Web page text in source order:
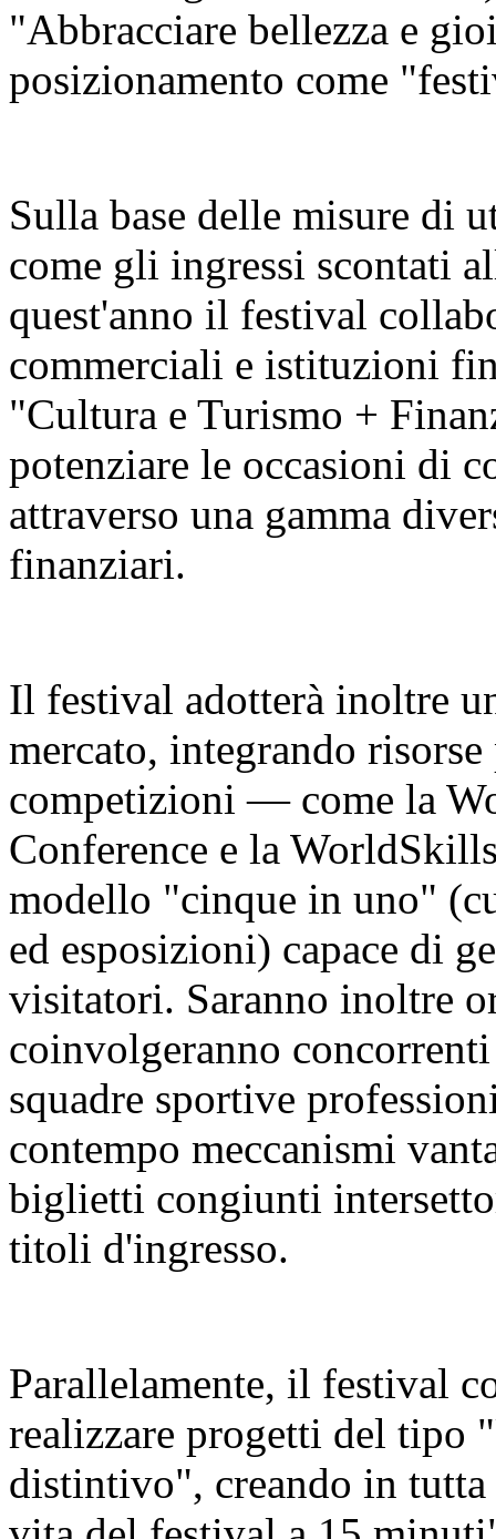
"Abbracciare bellezza e
posizionamento come
Sulla base delle misure di
come gli ingressi scontati
quest'anno il festival
commerciali e istituzioni
"Cultura e Turismo +
potenziare le occasioni di
attraverso una gamma
finanziari.
Il festival adotterà inoltre
mercato, integrando
competizioni — come la
Conference e la
modello "cinque in uno"
ed esposizioni) capace di
visitatori. Saranno inoltre
coinvolgeranno
squadre sportive
contempo meccanismi
biglietti congiunti
titoli d'ingresso.
Parallelamente, il festival
realizzare progetti del tipo
distintivo", creando in